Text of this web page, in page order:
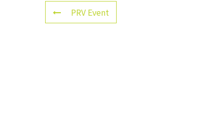
PRV Event